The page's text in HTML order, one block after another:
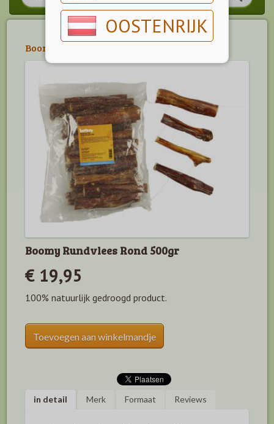
OOSTENRIJK
Boomy
Boomy Rundvlees Rond 500gr
€ 19,95
100% natuurlijk gedroogd product.
Toevoegen aan winkelmandje
in detail Merk Formaat Reviews